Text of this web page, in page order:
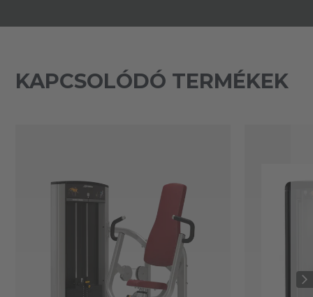
KAPCSOLÓDÓ TERMÉKEK